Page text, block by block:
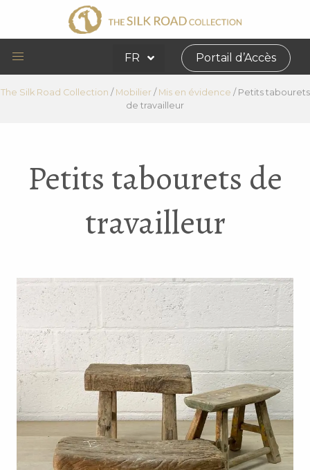
FR Portail d’Accès
The Silk Road Collection / Mobilier/ Mis en évidence / Petits tabourets
de travailleur
Petits tabourets de
travailleur